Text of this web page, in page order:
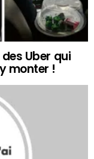
Uber qui
monter !